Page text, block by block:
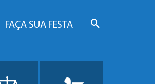
FAÇA SUA FESTA